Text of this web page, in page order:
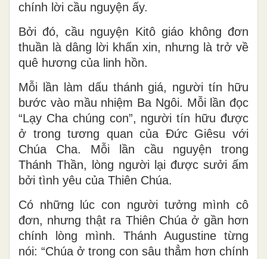
chính lời cầu nguyện ấy.
Bởi đó, cầu nguyện Kitô giáo không đơn
thuần là dâng lời khấn xin, nhưng là trở về
quê hương của linh hồn.
Mỗi lần làm dấu thánh giá, người tín hữu
bước vào mầu nhiệm Ba Ngôi. Mỗi lần đọc
“Lạy Cha chúng con”, người tín hữu được
ở trong tương quan của Đức Giêsu với
Chúa Cha. Mỗi lần cầu nguyện trong
Thánh Thần, lòng người lại được sưởi ấm
bởi tình yêu của Thiên Chúa.
Có những lúc con người tưởng mình cô
đơn, nhưng thật ra Thiên Chúa ở gần hơn
chính lòng mình. Thánh Augustine từng
nói: “Chúa ở trong con sâu thẳm hơn chính